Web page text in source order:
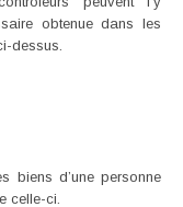
obtenue dans les
dessus.
biens d’une personne
celle-ci.